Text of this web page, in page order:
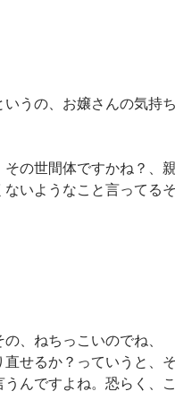
うの、お嬢さんの気持
その世間体ですかね？、
いようなこと言ってる
、ねちっこいのでね、
せるか？っていうと、
うんですよね。恐らく、